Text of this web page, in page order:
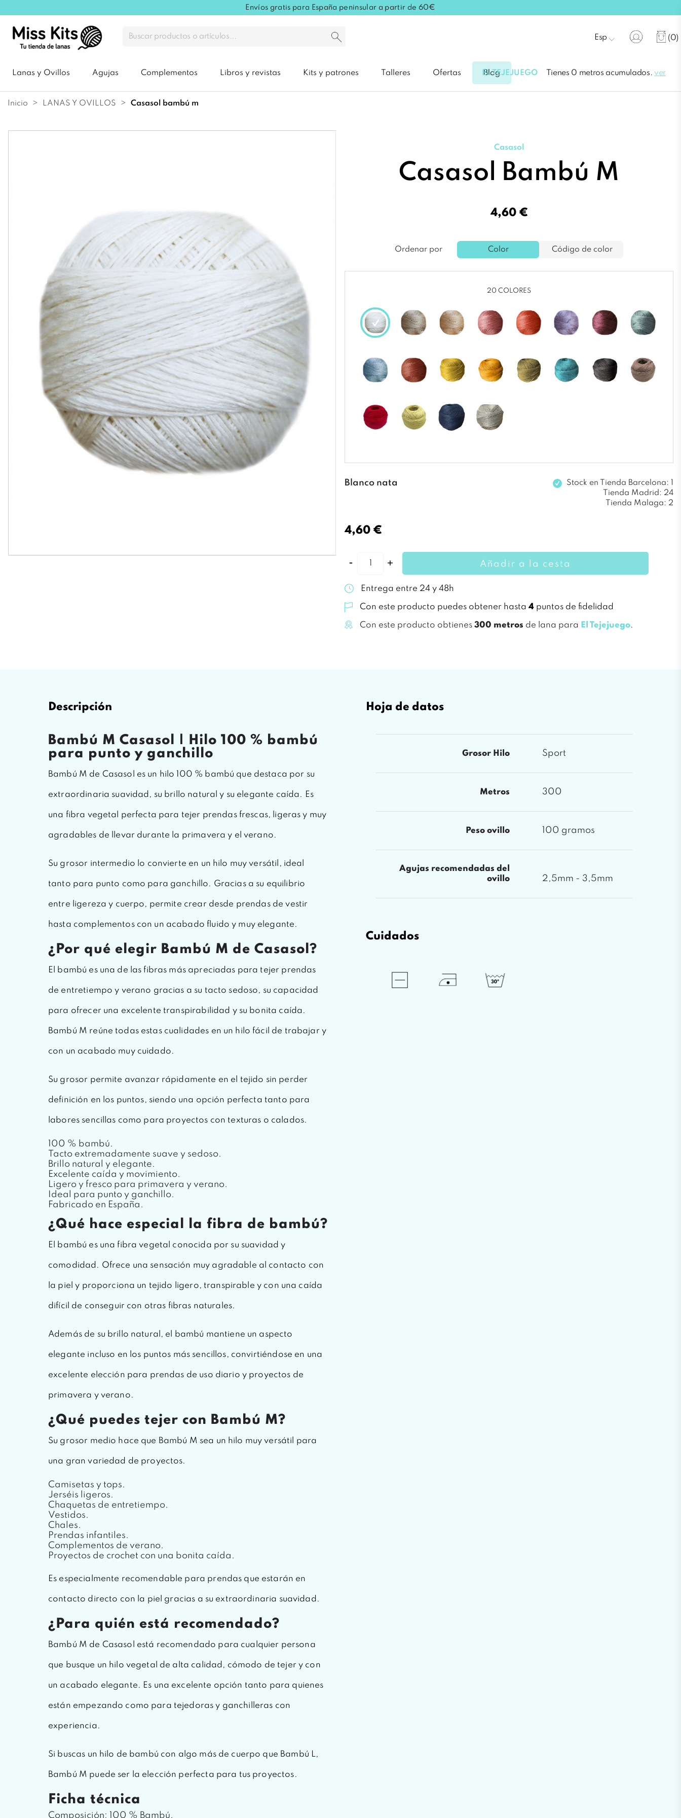
Envíos gratis para España peninsular a partir de 60€
(0)
Esp
Lanas y Ovillos Agujas Complementos Libros y revistas Kits y patrones Talleres Ofertas Blog
EL TEJEJUEGO Tienes 0 metros acumulados.ver
Inicio LANAS Y OVILLOS casasol bambú m
Casasol
Casasol Bambú M
4,60 €
Ordenar por Color Código de color
20 COLORES
Blanco nata Stock en Tienda Barcelona: 1
Tienda Madrid: 24
Tienda Malaga: 2
4,60 €
Añadir a la cesta
Entrega entre 24 y 48h
Con este producto puedes obtener hasta 4 puntos de fidelidad
Con este producto obtienes 300 metros de lana para El Tejejuego.
Descripción
Bambú M Casasol | Hilo 100 % bambú
para punto y ganchillo
Bambú M de Casasol es un hilo 100 % bambú que destaca por su
extraordinaria suavidad, su brillo natural y su elegante caída. Es
una fibra vegetal perfecta para tejer prendas frescas, ligeras y muy
agradables de llevar durante la primavera y el verano.
Su grosor intermedio lo convierte en un hilo muy versátil, ideal
tanto para punto como para ganchillo. Gracias a su equilibrio
entre ligereza y cuerpo, permite crear desde prendas de vestir
hasta complementos con un acabado fluido y muy elegante.
¿Por qué elegir Bambú M de Casasol?
El bambú es una de las fibras más apreciadas para tejer prendas
de entretiempo y verano gracias a su tacto sedoso, su capacidad
para ofrecer una excelente transpirabilidad y su bonita caída.
Bambú M reúne todas estas cualidades en un hilo fácil de trabajar y
con un acabado muy cuidado.
Su grosor permite avanzar rápidamente en el tejido sin perder
definición en los puntos, siendo una opción perfecta tanto para
labores sencillas como para proyectos con texturas o calados.
100 % bambú.
Tacto extremadamente suave y sedoso.
Brillo natural y elegante.
Excelente caída y movimiento.
Ligero y fresco para primavera y verano.
Ideal para punto y ganchillo.
Fabricado en España.
¿Qué hace especial la fibra de bambú?
El bambú es una fibra vegetal conocida por su suavidad y
comodidad. Ofrece una sensación muy agradable al contacto con
la piel y proporciona un tejido ligero, transpirable y con una caída
difícil de conseguir con otras fibras naturales.
Además de su brillo natural, el bambú mantiene un aspecto
elegante incluso en los puntos más sencillos, convirtiéndose en una
excelente elección para prendas de uso diario y proyectos de
primavera y verano.
¿Qué puedes tejer con Bambú M?
Su grosor medio hace que Bambú M sea un hilo muy versátil para
una gran variedad de proyectos.
Camisetas y tops.
Jerséis ligeros.
Chaquetas de entretiempo.
Vestidos.
Chales.
Prendas infantiles.
Complementos de verano.
Proyectos de crochet con una bonita caída.
Es especialmente recomendable para prendas que estarán en
contacto directo con la piel gracias a su extraordinaria suavidad.
¿Para quién está recomendado?
Bambú M de Casasol está recomendado para cualquier persona
que busque un hilo vegetal de alta calidad, cómodo de tejer y con
un acabado elegante. Es una excelente opción tanto para quienes
están empezando como para tejedoras y ganchilleras con
experiencia.
Si buscas un hilo de bambú con algo más de cuerpo que Bambú L,
Bambú M puede ser la elección perfecta para tus proyectos.
Ficha técnica
Composición: 100 % Bambú.
Hoja de datos
Grosor Hilo Sport
Metros 300
Peso ovillo 100 gramos
Agujas recomendadas del
ovillo
2,5mm - 3,5mm
Cuidados